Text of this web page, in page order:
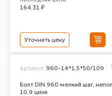
164.31 ₽
Уточнить цену
Болт DIN 960 мелкий шаг,
10.9 цинк
Артикул: 960-14*1,5*50/109